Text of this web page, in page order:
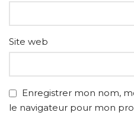
Site web
Enregistrer mon nom,
le navigateur pour mon